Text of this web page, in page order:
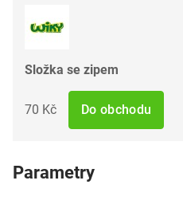
Složka se zipem
70 Kč Do obchodu
Parametry